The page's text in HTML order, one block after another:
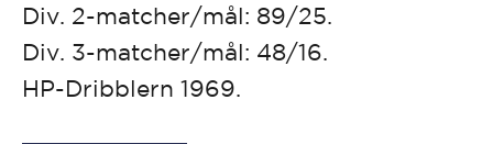
Div. 2-matcher/mål: 89/25.
Div. 3-matcher/mål: 48/16.
HP-Dribblern 1969.